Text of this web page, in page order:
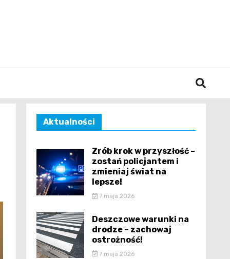
Aktualności
Zrób krok w przyszłość –
zostań policjantem i
zmieniaj świat na
lepsze!
7 maja 2026
Deszczowe warunki na
drodze – zachowaj
ostrożność!
7 maja 2026